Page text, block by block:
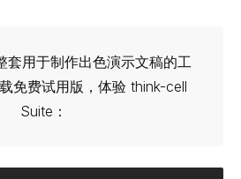
套用于制作出色演示文稿的工
免费试用版，体验 think-cell
Suite：